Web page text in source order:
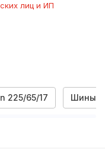
лиц и ИП
225/65/17 Шины